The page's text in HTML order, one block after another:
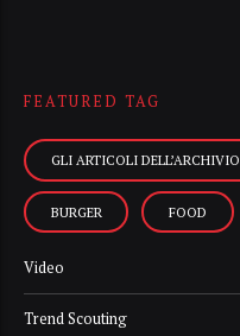
FEATURED TAG
GLI ARTICOLI DELL’ARCHIVIO
BURGER FOOD
Video
Trend Scouting